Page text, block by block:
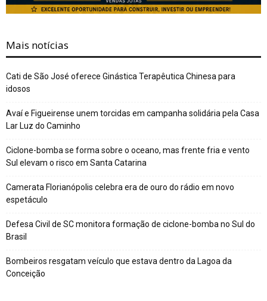
Mais notícias
Cati de São José oferece Ginástica Terapêutica Chinesa para
idosos
Avaí e Figueirense unem torcidas em campanha solidária pela Casa
Lar Luz do Caminho
Ciclone-bomba se forma sobre o oceano, mas frente fria e vento
Sul elevam o risco em Santa Catarina
Camerata Florianópolis celebra era de ouro do rádio em novo
espetáculo
Defesa Civil de SC monitora formação de ciclone-bomba no Sul do
Brasil
Bombeiros resgatam veículo que estava dentro da Lagoa da
Conceição